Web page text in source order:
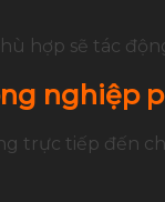
hợp sẽ tác
nghiệp
trực tiếp đến